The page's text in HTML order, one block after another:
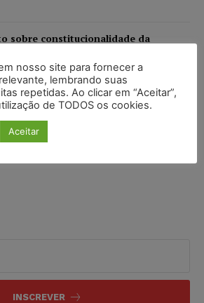
sobre constitucionalidade da
de vapes para nascidos a partir de
INSCREVER
nosso site para fornecer a
lembrando suas
repetidas. Ao clicar em “Aceitar”,
de TODOS os cookies.
Aceitar